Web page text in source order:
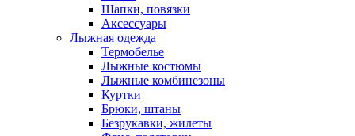
Шапки, повязки
Аксессуары
Лыжная одежда
Термобелье
Лыжные костюмы
Лыжные комбинезоны
Куртки
Брюки, штаны
Безрукавки, жилеты